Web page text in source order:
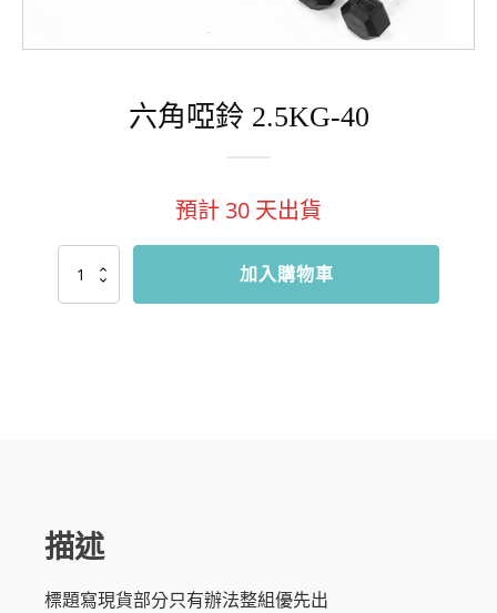
六角啞鈴 2.5KG-40
預計 30 天出貨
啞
加入購物車
描述
標題寫現貨部分只有辦法整組優先出